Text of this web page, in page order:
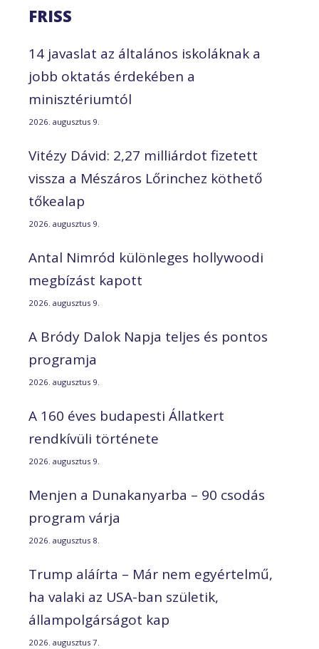
FRISS
14 javaslat az általános iskoláknak a
jobb oktatás érdekében a
minisztériumtól
2026. augusztus 9.
Vitézy Dávid: 2,27 milliárdot fizetett
vissza a Mészáros Lőrinchez köthető
tőkealap
2026. augusztus 9.
Antal Nimród különleges hollywoodi
megbízást kapott
2026. augusztus 9.
A Bródy Dalok Napja teljes és pontos
programja
2026. augusztus 9.
A 160 éves budapesti Állatkert
rendkívüli története
2026. augusztus 9.
Menjen a Dunakanyarba – 90 csodás
program várja
2026. augusztus 8.
Trump aláírta – Már nem egyértelmű,
ha valaki az USA-ban születik,
állampolgárságot kap
2026. augusztus 7.